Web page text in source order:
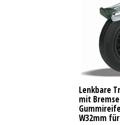
Lenkbare
mit
W32mm